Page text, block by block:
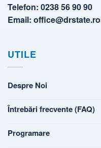
Telefon: 0238 56 90 90
Email: office@drstate.ro
UTILE
Despre Noi
Întrebări frecvente (FAQ)
Programare